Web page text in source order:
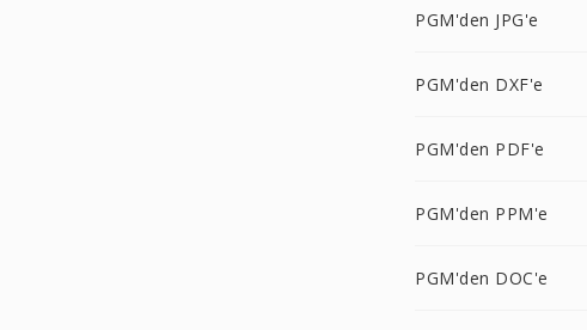
PGM'den JPG'e
PGM'den DXF'e
PGM'den PDF'e
PGM'den PPM'e
PGM'den DOC'e